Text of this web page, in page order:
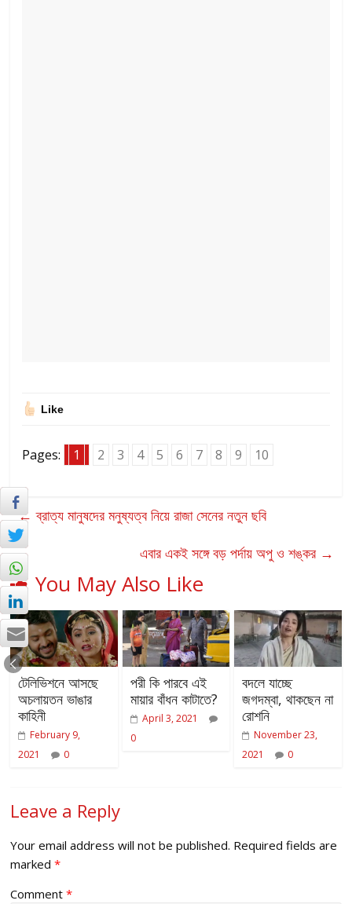
Like
Pages: 1 2 3 4 5 6 7 8 9 10
← ব্রাত্য মানুষদের মনুষ্যত্ব নিয়ে রাজা সেনের নতুন ছবি
এবার একই সঙ্গে বড় পর্দায় অপু ও শঙ্কর →
You May Also Like
টেলিভিশনে আসছে
অচলায়তন ভাঙার
কাহিনী
February 9,
2021
0
পরী কি পারবে এই
মায়ার বাঁধন কাটাতে?
April 3, 2021
0
বদলে যাচ্ছে
জগদম্বা, থাকছেন না
রোশনি
November 23,
2021
0
Leave a Reply
Your email address will not be published. Required fields are
marked*
Comment*